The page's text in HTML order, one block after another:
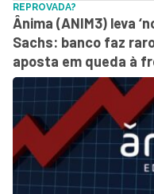
REPROVADA?
Ânima (ANIM3) leva
Sachs: banco faz
aposta em queda à